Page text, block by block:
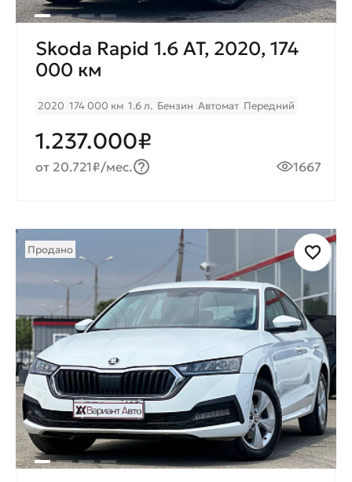
Skoda Rapid 1.6 AT, 2020, 174
000 км
2020 174 000 км 1.6 л. Бензин Автомат Передний
1.237.000₽
от 20.721₽/мес. 1667
Продано